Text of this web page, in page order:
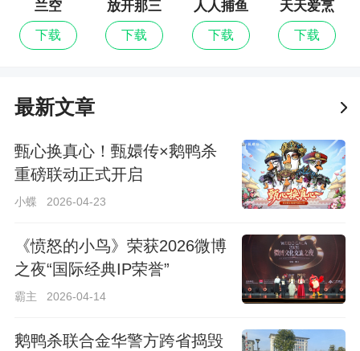
兰空
下载
放开那三
国
下载
人人捕鱼
下载
天天爱烹
饪
下载
最新文章
甄心换真心！甄嬛传×鹅鸭杀
重磅联动正式开启
小蝶 2026-04-23
《愤怒的小鸟》荣获2026微博
之夜“国际经典IP荣誉”
霸主 2026-04-14
鹅鸭杀联合金华警方跨省捣毁